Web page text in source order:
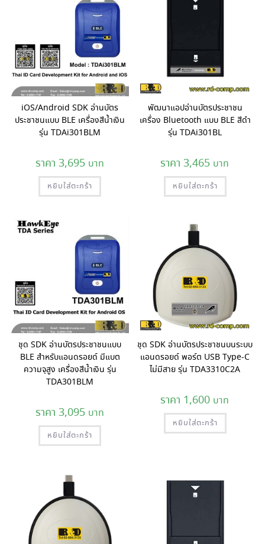
iOS/Android SDK อ่านบัตร
ประชาชนแบบ BLE เครื่องสีน้ำเงิน
รุ่น TDAi301BLM
3,695
หยิบใส่ตะกร้า
พัฒนาแอปอ่านบัตรประชาชน
เครื่อง Bluetooth แบบ BLE สีดำ
รุ่น TDAi301BL
3,465
หยิบใส่ตะกร้า
ชุด SDK อ่านบัตรประชาชนแบบ
BLE สำหรับแอนดรอยด์ มีแบต
ความจุสูง เครื่องสีน้ำเงิน รุ่น
TDA301BLM
3,095
หยิบใส่ตะกร้า
ชุด SDK อ่านบัตรประชาชนบนระบบ
แอนดรอยด์ พอร์ต USB Type-C
ไม่มีสาย รุ่น TDA3310C2A
1,600
หยิบใส่ตะกร้า